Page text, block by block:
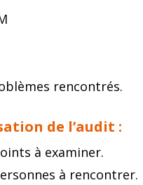
rencontrés.
de l’audit :
à examiner.
à rencontrer.